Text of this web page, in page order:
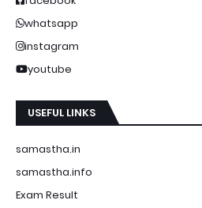
whatsapp
instagram
youtube
USEFUL LINKS
samastha.in
samastha.info
Exam Result